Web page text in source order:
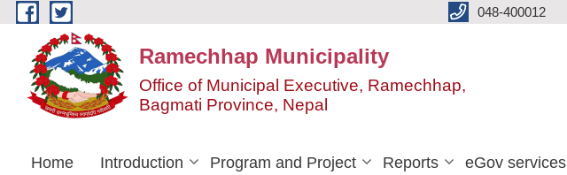
Skip to main content 048-400012
Ramechhap Municipality
Office of Municipal Executive, Ramechhap,
Bagmati Province, Nepal
Home Introduction Program and Project Reports eGov services